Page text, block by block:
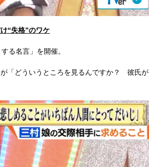
“失格”のワケ
る名言」を開催。
「どういうところを見るんですか？ 彼氏が